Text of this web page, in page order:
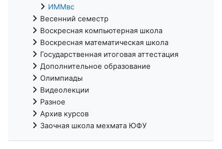
ИММвс
Весенний семестр
Воскресная компьютерная школа
Воскресная математическая школа
Государственная итоговая аттестация
Дополнительное образование
Олимпиады
Видеолекции
Разное
Архив курсов
Заочная школа мехмата ЮФУ